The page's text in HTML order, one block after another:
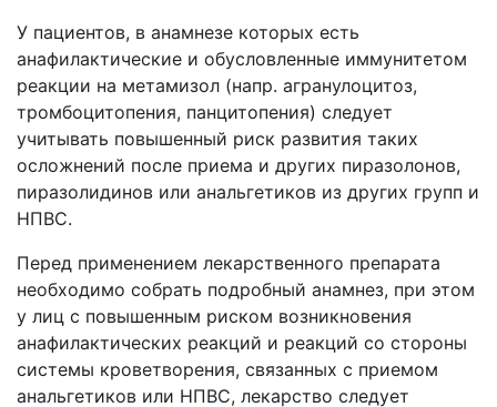
У пациентов, в анамнезе которых есть
анафилактические и обусловленные иммунитетом
реакции на метамизол (напр. агранулоцитоз,
тромбоцитопения, панцитопения) следует
учитывать повышенный риск развития таких
осложнений после приема и других пиразолонов,
пиразолидинов или анальгетиков из других групп и
НПВС.
Перед применением лекарственного препарата
необходимо собрать подробный анамнез, при этом
у лиц с повышенным риском возникновения
анафилактических реакций и реакций со стороны
системы кроветворения, связанных с приемом
анальгетиков или НПВС, лекарство следует